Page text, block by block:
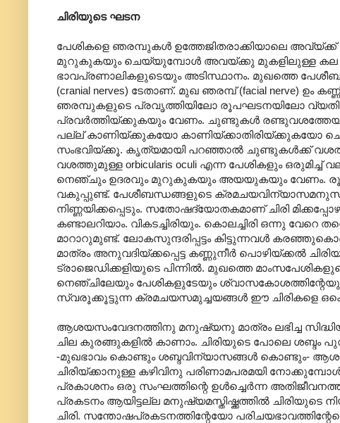
ചിരിയുടെ ഘടന
പേശികളെ ഞരമ്പുകൾ ഉത്തേജിതരാക്കിയാലെ
മുറുകുകയും ചെയ്യുമ്പോൾ അവയ്ക്കു മുകളിലുള്ള കല
ഭാവപ്രണാലികളുടെയും അടിസ്ഥാനം. മുഖത്തെ
(cranial nerves) ടേതാണ്. മുഖ ഞരമ്പ് (facial nerve) ഉം
ഞരമ്പുകളുടെ പ്രവൃത്തിയിലോ രൂപഘടനയിലോ
പ്രവർത്തിയ്ക്കുകയും വേണം. ചുണ്ടുകൾ
പല്ല് കാണിയ്ക്കുകയോ കാണിയ്ക്കാതിരിയ്ക്കുകയോ
സംഭവിയ്ക്കൂ. കൃത്യമായി പറഞ്ഞാൽ ചുണ്ടുകൾക്ക്
വശത്തുമുള്ള orbicularis oculi എന്ന പേശികളും ഒരുമിച്ച്
നെഞ്ചും ഉദരവും മുറുകുകയും അയയുകയും വേണം. രൂപ-
വകുപ്പുണ്ട്. പേശീബന്ധങ്ങളുടെ
നിണ്ണയിക്കപ്പെടും. സതോഷദ്യോതകമാണ് ചിരി
കണ്ടാലറിയാം. വികടച്ചിരിയും. കൊലച്ചിരി ഒന്നു വേറെ
മാറാറുമുണ്ട്. ലോകസുന്ദരിപ്പട്ടം കിട്ടുന്നവൾ
മാത്രം അനുവദിയ്ക്കപ്പെട്ട കണ്ണുനീർ പൊഴിയ്ക്കൽ
ട്രാജെഡിക്കളിയുടെ പിന്നിൽ. മുഖത്തെ
നെഞ്ചിലേയും പേശികളുടേയും
സ്വരൂക്കൂട്ടുന്ന ക്രമചയസമുച്ചയങ്ങൾ ഈ ചിരികളെ
ആശയസംവേദനത്തിനു മനുഷ്യനു മാത്രം ലഭിച്ച
ചില കുരങ്ങുകളിൽ കാണാം. ചിരിയുടെ പോലെ ശബ്ദം
-മുഖഭാവം കൊണ്ടും ശബ്ദവിന്യാസങ്ങൾ കൊണ്ടും-
ചിരിയ്ക്കാനുള്ള കഴിവിനു പരിണാമപരമയി
പ്രകാശനം ഒരു സംഘത്തിന്റെ ഉൾച്ചെർന്ന
പ്രകടനം ആയിട്ടല്ല മനുഷ്യമസ്തിഷ്ക്കത്തിൽ
ചിരി. സന്തോഷപ്രകടനത്തിന്റേയോ